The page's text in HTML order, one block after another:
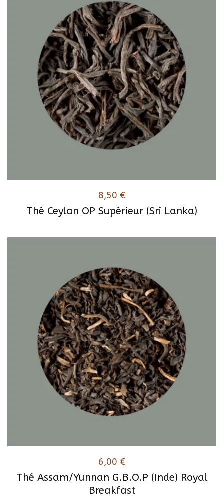
Thé Ceylan OP Supérieur (Sri Lanka)
8,50 €
Thé Assam/Yunnan G.B.O.P (Inde) Royal
Breakfast
6,00 €